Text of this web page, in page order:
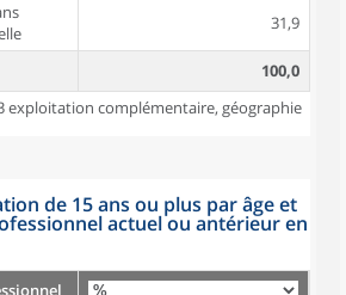
31,9
100,0
exploitation complémentaire, géographie
de 15 ans ou plus par âge et
actuel ou antérieur en